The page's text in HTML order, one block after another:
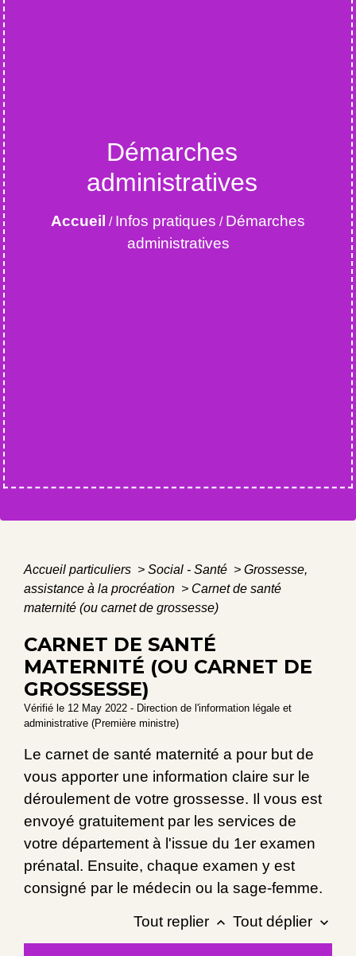
Démarches
administratives
Accueil / Infos pratiques / Démarches
administratives
Accueil particuliers > Social - Santé > Grossesse,
assistance à la procréation > Carnet de santé
maternité (ou carnet de grossesse)
CARNET DE SANTÉ
MATERNITÉ (OU CARNET DE
GROSSESSE)
Vérifié le 12 May 2022 - Direction de l'information légale et
administrative (Première ministre)
Le carnet de santé maternité a pour but de
vous apporter une information claire sur le
déroulement de votre grossesse. Il vous est
envoyé gratuitement par les services de
votre département à l'issue du 1er examen
prénatal. Ensuite, chaque examen y est
consigné par le médecin ou la sage-femme.
Tout replier keyboard_arrow_up Tout déplier keyboard_arrow_down